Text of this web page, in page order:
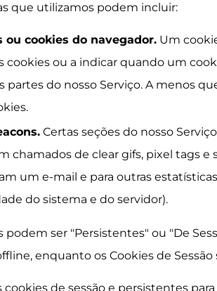
que utilizamos podem incluir:
ou cookies do navegador. Um
cookies ou a indicar quando um
partes do nosso Serviço. A menos
Certas seções do nosso
chamados de clear gifs, pixel tags
um e-mail e para outras
do sistema e do servidor).
podem ser "Persistentes" ou "De
enquanto os Cookies de
cookies de sessão e persistentes